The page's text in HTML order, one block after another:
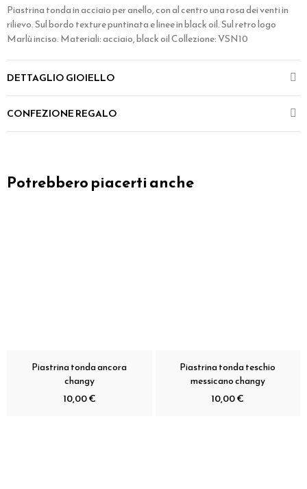
Piastrina tonda in acciaio per anello, con al centro una rosa dei venti in
rilievo. Sul bordo texture puntinata e linee in black oil. Sul retro logo
Marlù inciso. Materiali: acciaio, black oil Collezione: VSN10
DETTAGLIO GIOIELLO
CONFEZIONE REGALO
Potrebbero piacerti anche
Piastrina tonda ancora
changy
10,00 €
Piastrina tonda teschio
messicano changy
10,00 €